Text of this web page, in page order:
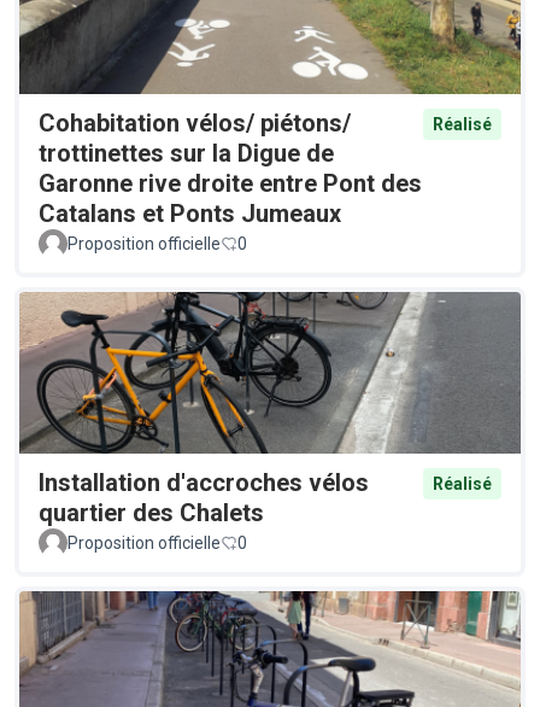
Cohabitation vélos/ piétons/
trottinettes sur la Digue de
Garonne rive droite entre Pont des
Catalans et Ponts Jumeaux
Réalisé
Proposition officielle 0
Installation d'accroches vélos
quartier des Chalets
Réalisé
Proposition officielle 0